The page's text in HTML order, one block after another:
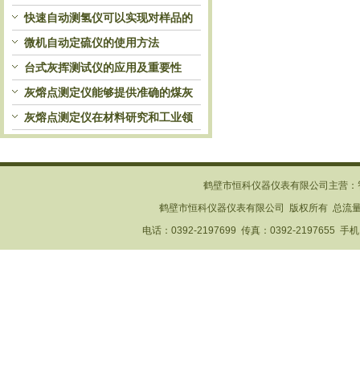
快速自动测氢仪可以实现对样品的
自动处理和检测
微机自动定硫仪的使用方法
台式灰挥测试仪的应用及重要性
灰熔点测定仪能够提供准确的煤灰
熔融性参数
灰熔点测定仪在材料研究和工业领
域中发挥重要作用
鹤壁市恒科仪器仪表有限公司主营
鹤壁市恒科仪器仪表有限公司 版权所有 总流
电话：0392-2197699 传真：0392-2197655 手